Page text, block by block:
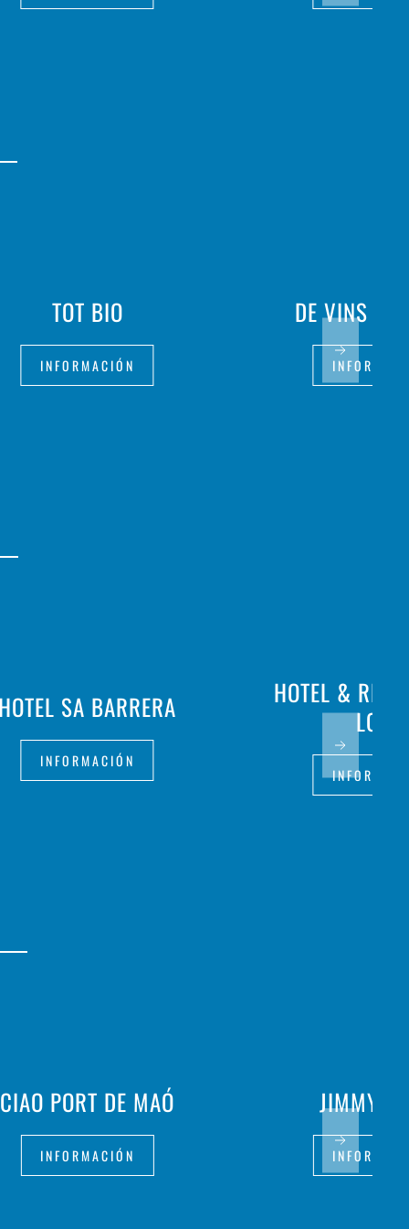
TOT BIO
INFORMACIÓN
DE VINS
HOTEL SA BARRERA
INFORMACIÓN
HOTEL &
LOAR
CIAO PORT DE MAÓ
INFORMACIÓN
JIMMY